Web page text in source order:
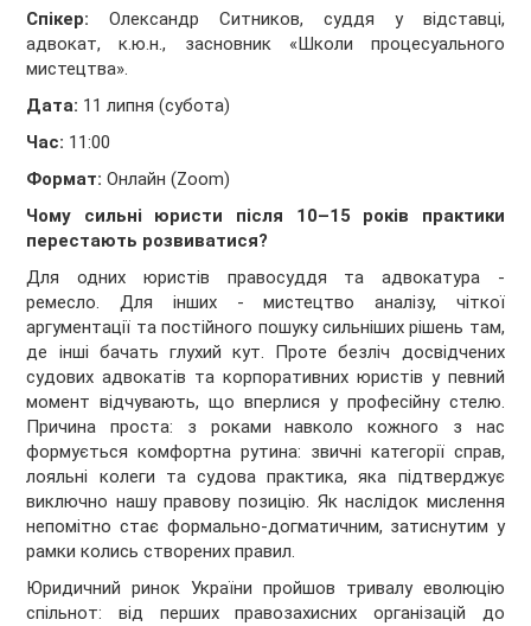
Спікер: Олександр Ситников, суддя у відставці,
адвокат, к.ю.н., засновник «Школи процесуального
мистецтва».
Дата: 11 липня (субота)
Час: 11:00
Формат: Онлайн (Zoom)
Чому сильні юристи після 10–15 років практики
перестають розвиватися?
Для одних юристів правосуддя та адвокатура -
ремесло. Для інших - мистецтво аналізу, чіткої
аргументації та постійного пошуку сильніших рішень там,
де інші бачать глухий кут. Проте безліч досвідчених
судових адвокатів та корпоративних юристів у певний
момент відчувають, що вперлися у професійну стелю.
Причина проста: з роками навколо кожного з нас
формується комфортна рутина: звичні категорії справ,
лояльні колеги та судова практика, яка підтверджує
виключно нашу правову позицію. Як наслідок мислення
непомітно стає формально-догматичним, затиснутим у
рамки колись створених правил.
Юридичний ринок України пройшов тривалу еволюцію
спільнот: від перших правозахисних організацій до